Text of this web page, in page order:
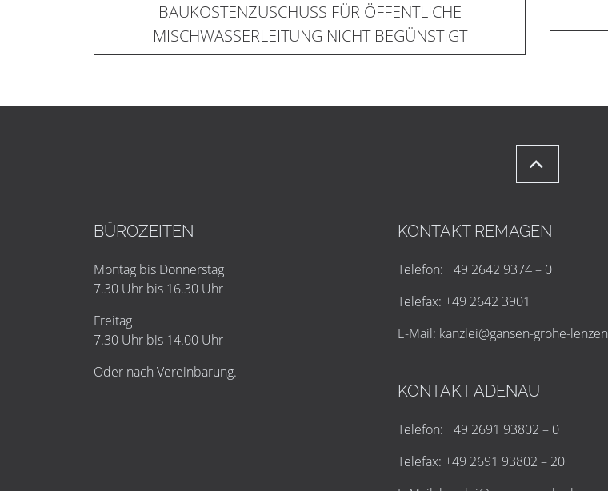
BAUKOSTENZUSCHUSS FÜR ÖFFENTLICHE
MISCHWASSERLEITUNG NICHT BEGÜNSTIGT
BÜROZEITEN
Montag bis Donnerstag
7.30 Uhr bis 16.30 Uhr
Freitag
7.30 Uhr bis 14.00 Uhr
Oder nach Vereinbarung.
KONTAKT REMAGEN
Telefon: +49 2642 9374 – 0
Telefax: +49 2642 3901
E-Mail: kanzlei@gansen-grohe-lenzen
KONTAKT ADENAU
Telefon: +49 2691 93802 – 0
Telefax: +49 2691 93802 – 20